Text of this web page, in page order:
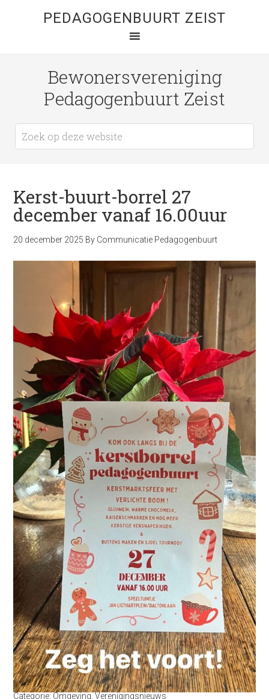
PEDAGOGENBUURT ZEIST
Bewonersvereniging
Pedagogenbuurt Zeist
Kerst-buurt-borrel 27
december vanaf 16.00uur
20 december 2025 By Communicatie Pedagogenbuurt
Categorie: Omgeving ,Verenigingsnieuws